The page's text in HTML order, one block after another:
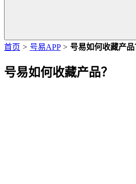
首页 > 号易APP > 号易如何收藏产品
号易如何收藏产品？